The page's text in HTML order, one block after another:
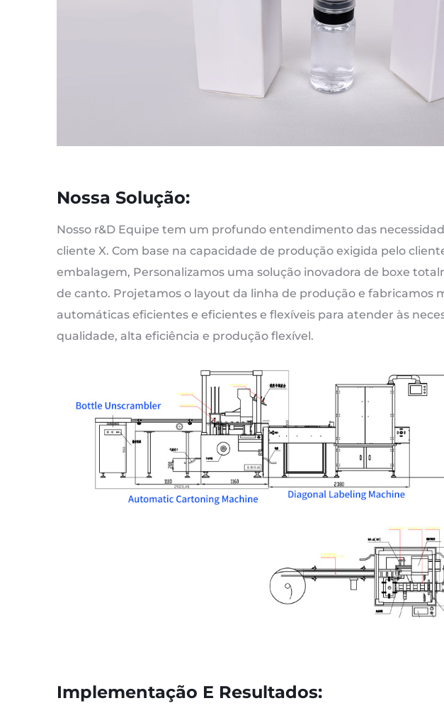
Nossa Solução:
Nosso r&D Equipe tem um profundo entendimento das
cliente X. Com base na capacidade de produção exigida pelo
embalagem, Personalizamos uma solução inovadora de boxe
de canto. Projetamos o layout da linha de produção e fabricamos
automáticas eficientes e eficientes e flexíveis para atender às
qualidade, alta eficiência e produção flexível.
Implementação E Resultados: